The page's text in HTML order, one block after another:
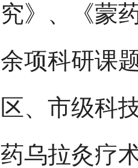
究》、《蒙
余项科研课
区、市级科
药乌拉灸疗